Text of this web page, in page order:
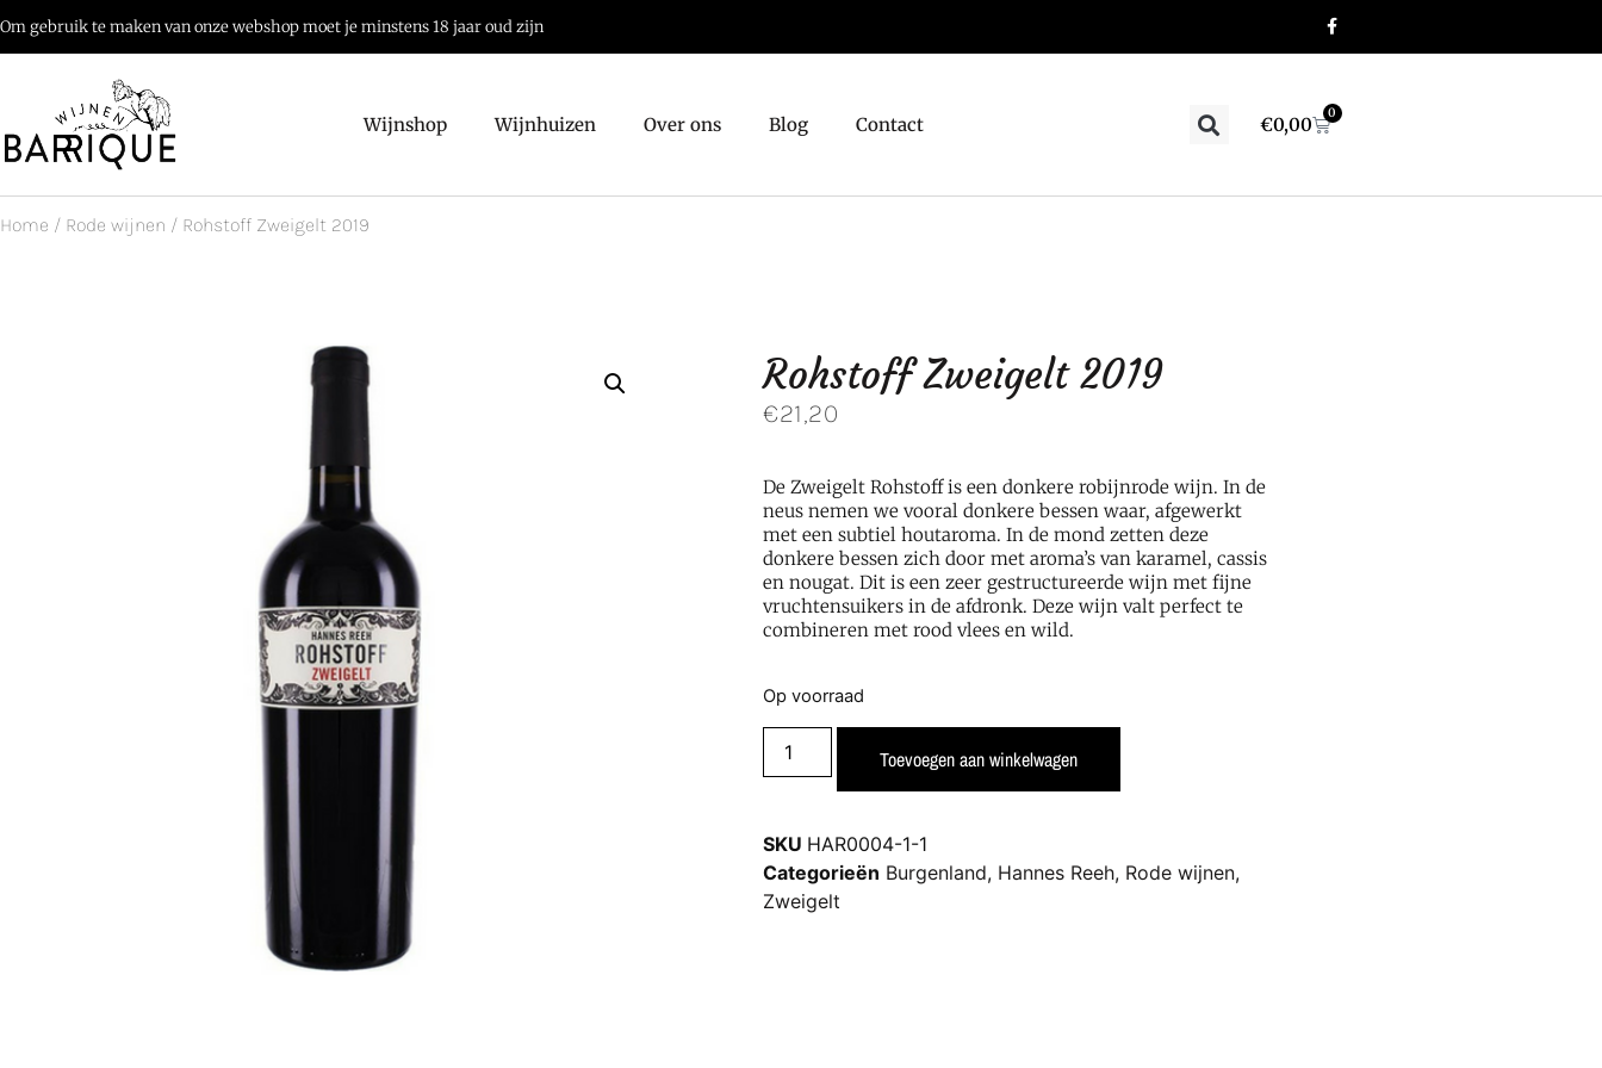
Om gebruik te maken van onze webshop moet je minstens 18 jaar oud zijn
Wijnshop Wijnhuizen Over ons Blog Contact €0,00
0
Home / Rode wijnen / Rohstoff Zweigelt 2019
Rohstoff Zweigelt 2019
€21,20
De Zweigelt Rohstoff is een donkere robijnrode wijn. In de
neus nemen we vooral donkere bessen waar, afgewerkt
met een subtiel houtaroma. In de mond zetten deze
donkere bessen zich door met aroma’s van karamel, cassis
en nougat. Dit is een zeer gestructureerde wijn met fijne
vruchtensuikers in de afdronk. Deze wijn valt perfect te
combineren met rood vlees en wild.
Op voorraad
Toevoegen aan winkelwagen
SKU HAR0004-1-1
Categorieën Burgenland, Hannes Reeh, Rode wijnen,
Zweigelt